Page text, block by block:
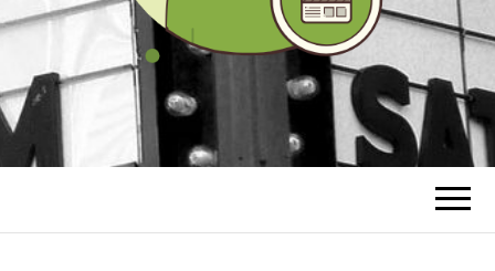
RICHARD
BOHRINGER